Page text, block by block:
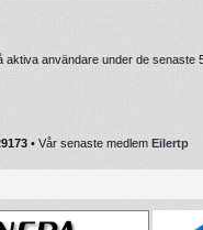
användare under de senaste
• Vår senaste medlem Eilertp